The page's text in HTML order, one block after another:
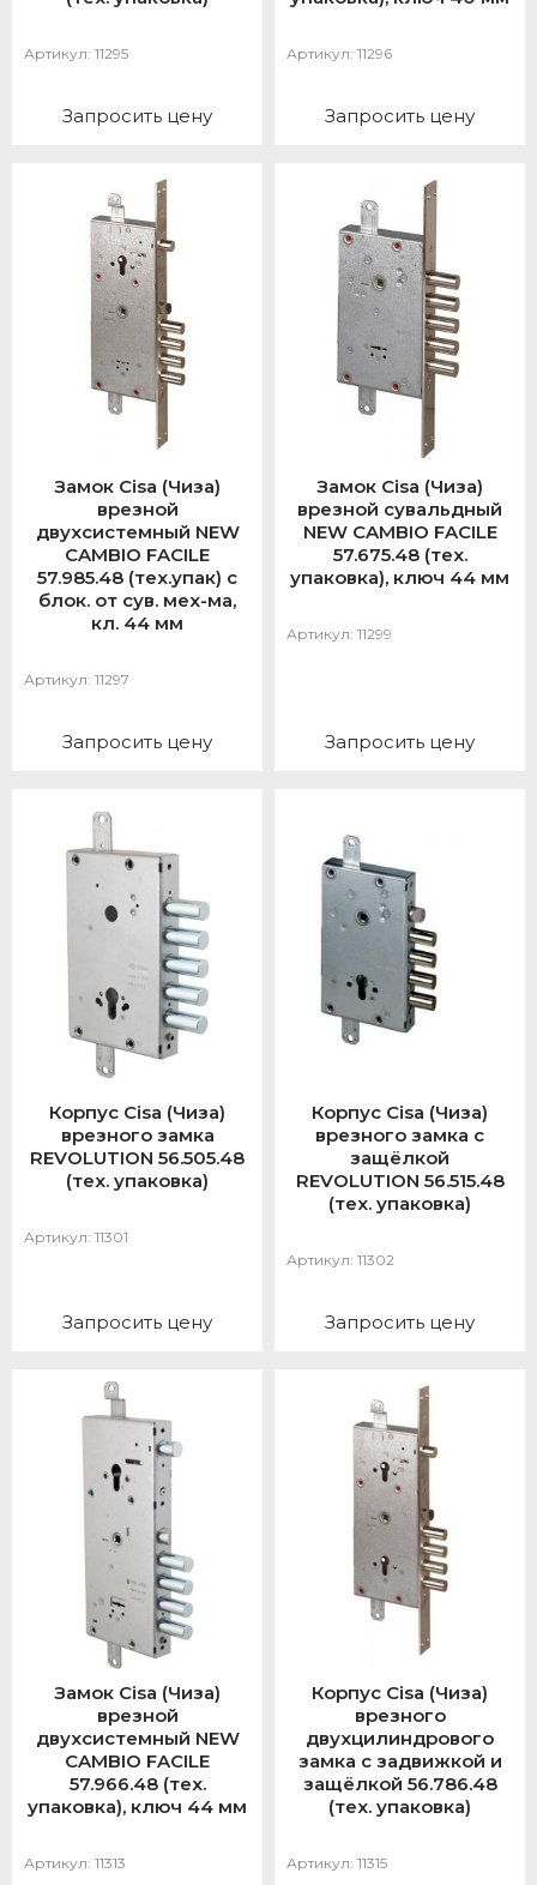
Артикул: 11295
Запросить цену
Артикул: 11296
Запросить цену
Замок Cisa (Чиза)
врезной
двухсистемный NEW
CAMBIO FACILE
57.985.48 (тех.упак) с
блок. от сув. мех-ма,
кл. 44 мм
Артикул: 11297
Запросить цену
Замок Cisa (Чиза)
врезной сувальдный
NEW CAMBIO FACILE
57.675.48 (тех.
упаковка), ключ 44 мм
Артикул: 11299
Запросить цену
Корпус Cisa (Чиза)
врезного замка
REVOLUTION 56.505.48
(тех. упаковка)
Артикул: 11301
Запросить цену
Корпус Cisa (Чиза)
врезного замка с
защёлкой
REVOLUTION 56.515.48
(тех. упаковка)
Артикул: 11302
Запросить цену
Замок Cisa (Чиза)
врезной
двухсистемный NEW
CAMBIO FACILE
57.966.48 (тех.
упаковка), ключ 44 мм
Артикул: 11313
Корпус Cisa (Чиза)
врезного
двухцилиндрового
замка с задвижкой и
защёлкой 56.786.48
(тех. упаковка)
Артикул: 11315